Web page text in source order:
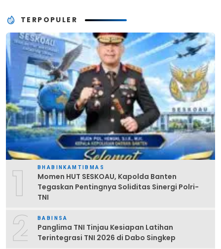
TERPOPULER
1 BHABINKAMTIBMAS
Momen HUT SESKOAU, Kapolda Banten
Tegaskan Pentingnya Soliditas Sinergi Polri-
TNI
2 BABINSA
Panglima TNI Tinjau Kesiapan Latihan
Terintegrasi TNI 2026 di Dabo Singkep